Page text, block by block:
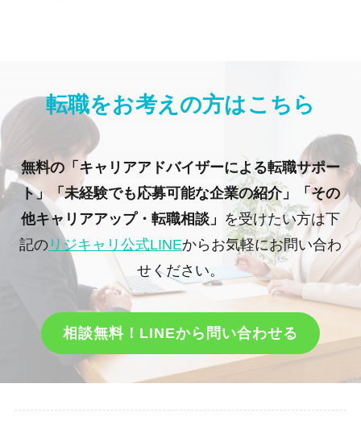
転職をお考えの方はこちら
無料の「キャリアアドバイザーによる転職サポー
ト」「未経験でも応募可能な企業の紹介」「その
他キャリアアップ・転職相談」 を受けたい方は下
記の リジキャリ公式LINEからお気軽にお問い合わ
せください。
相談無料！LINEから問い合わせる